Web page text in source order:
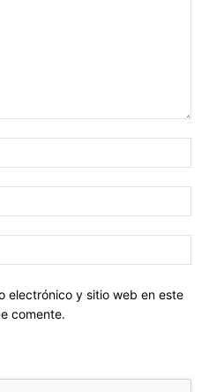
electrónico y sitio web en este
comente.